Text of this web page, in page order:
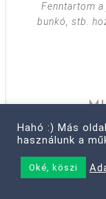
Fenntartom
bunkó, stb.
Hahó :) Más
használunk a
Oké, köszi